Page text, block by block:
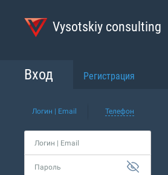
Vysotskiy consulting
Вход Регистрация
Логин | Email Телефон
Логин | Email
Пароль